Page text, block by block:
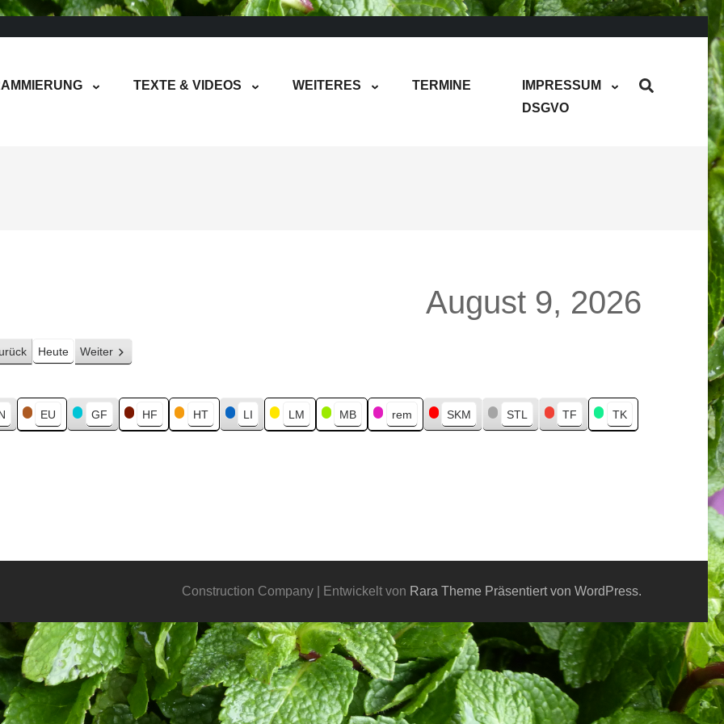
TEXTE & VIDEOS WEITERES TERMINE
IMPRESSUM
DSGVO
August 9, 2026
Heute Weiter
EU GF HF HT LI LM MB rem SKM STL TF TK
Construction Company | Entwickelt von Rara Theme Präsentiert von WordPress.